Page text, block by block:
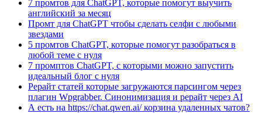
7 промтов для ChatGPT, которые помогут выучить
английский за месяц
Промт для ChatGPT чтобы сделать селфи с любыми
звездами
5 промтов ChatGPT, которые помогут разобраться в
любой теме с нуля
7 промптов ChatGPT, с которыми можно запустить
идеальный блог с нуля
Рерайт статей которые загружаются парсингом через
плагин Wpgrabber. Синонимизация и рерайт через AI
А есть на https://chat.qwen.ai/ корзина удаленных чатов?